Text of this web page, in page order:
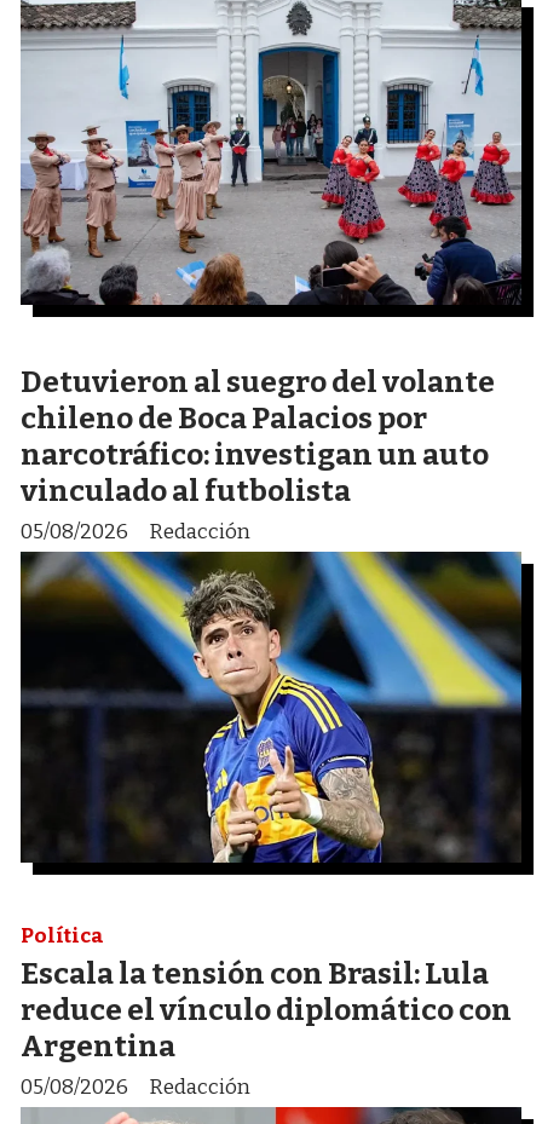
Detuvieron al suegro del volante
chileno de Boca Palacios por
narcotráfico: investigan un auto
vinculado al futbolista
Redacción
05/08/2026
Escala la tensión con Brasil: Lula
reduce el vínculo diplomático con
Argentina
Redacción
Política
05/08/2026